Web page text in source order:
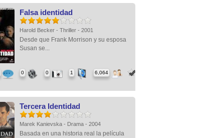
Falsa identidad
Harold Becker - Thriller - 2001
Desde que Frank Morrison y su esposa
Susan se...
0 0 1 6,064
Tercera Identidad
Marek Kanievska - Drama - 2004
Basada en una historia real la película